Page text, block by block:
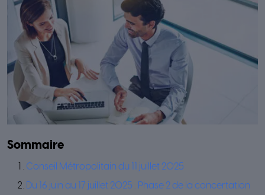
Sommaire
Conseil Métropolitain du 11 juillet 2025
Du 16 juin au 17 juillet 2025 : Phase 2 de la concertation